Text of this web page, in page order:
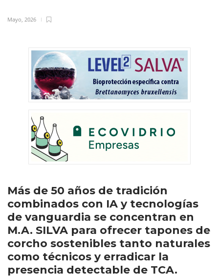
Mayo, 2026
Más de 50 años de tradición
combinados con IA y tecnologías
de vanguardia se concentran en
M.A. SILVA para ofrecer tapones de
corcho sostenibles tanto naturales
como técnicos y erradicar la
presencia detectable de TCA.